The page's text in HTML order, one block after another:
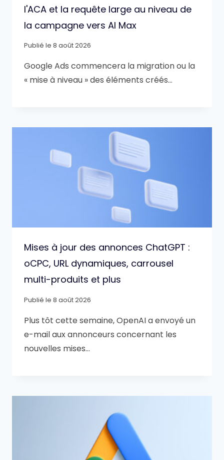
l'ACA et la requête large au niveau de
la campagne vers AI Max
Publié le 8 août 2026
Google Ads commencera la migration ou la
« mise à niveau » des éléments créés…
Mises à jour des annonces ChatGPT :
oCPC, URL dynamiques, carrousel
multi-produits et plus
Publié le 8 août 2026
Plus tôt cette semaine, OpenAI a envoyé un
e-mail aux annonceurs concernant les
nouvelles mises…